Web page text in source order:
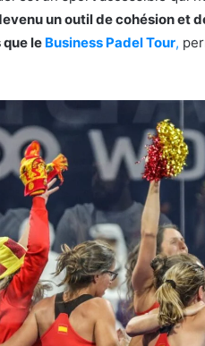
un outil de cohésion et
le Business Padel Tour,